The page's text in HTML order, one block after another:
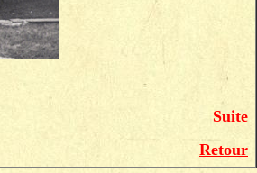
Suite
Retour